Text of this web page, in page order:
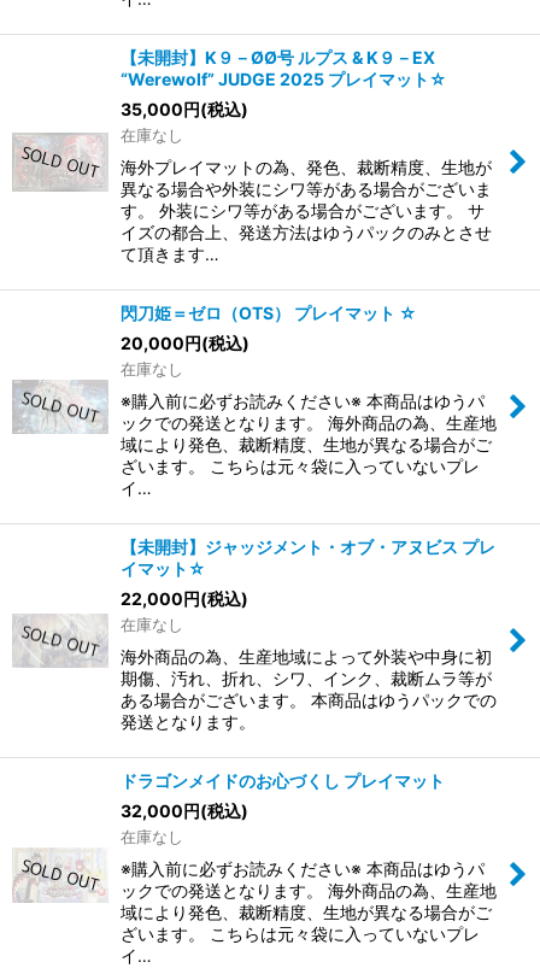
【未開封】K９－ØØ号 ルプス & K９－EX
“Werewolf” JUDGE 2025 プレイマット☆
35,000円(税込)
在庫なし
海外プレイマットの為、発色、裁断精度、生地が
異なる場合や外装にシワ等がある場合がございま
す。 外装にシワ等がある場合がございます。 サ
イズの都合上、発送方法はゆうパックのみとさせ
て頂きます…
閃刀姫＝ゼロ（OTS） プレイマット ☆
20,000円(税込)
在庫なし
※購入前に必ずお読みください※ 本商品はゆうパ
ックでの発送となります。 海外商品の為、生産地
域により発色、裁断精度、生地が異なる場合がご
ざいます。 こちらは元々袋に入っていないプレ
イ…
【未開封】ジャッジメント・オブ・アヌビス プレ
イマット☆
22,000円(税込)
在庫なし
海外商品の為、生産地域によって外装や中身に初
期傷、汚れ、折れ、シワ、インク、裁断ムラ等が
ある場合がございます。 本商品はゆうパックでの
発送となります。
ドラゴンメイドのお心づくし プレイマット
32,000円(税込)
在庫なし
※購入前に必ずお読みください※ 本商品はゆうパ
ックでの発送となります。 海外商品の為、生産地
域により発色、裁断精度、生地が異なる場合がご
ざいます。 こちらは元々袋に入っていないプレ
イ…